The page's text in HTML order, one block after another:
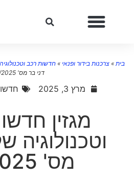
»צרכנות בידור ופנאי»חדשות רכב וטכנולוגיה»
דני בר מס' 3/2025
מרץ 3, 2025 חדשות
מגזין
וטכנולוגיה
מס' 3/2025